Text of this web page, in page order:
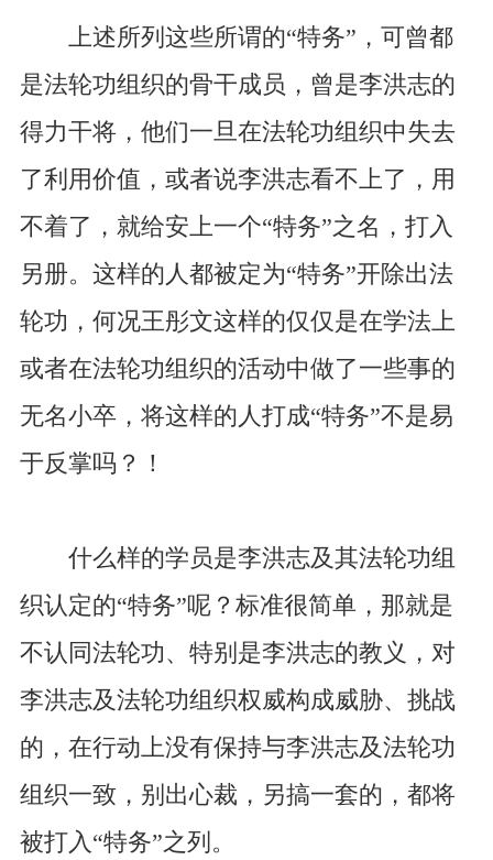
上述所列这些所谓的“特务”，可曾都
是法轮功组织的骨干成员，曾是李洪志的
得力干将，他们一旦在法轮功组织中失去
了利用价值，或者说李洪志看不上了，用
不着了，就给安上一个“特务”之名，打入
另册。这样的人都被定为“特务”开除出法
轮功，何况王彤文这样的仅仅是在学法上
或者在法轮功组织的活动中做了一些事的
无名小卒，将这样的人打成“特务”不是易
于反掌吗？！
什么样的学员是李洪志及其法轮功组
织认定的“特务”呢？标准很简单，那就是
不认同法轮功、特别是李洪志的教义，对
李洪志及法轮功组织权威构成威胁、挑战
的，在行动上没有保持与李洪志及法轮功
组织一致，别出心裁，另搞一套的，都将
被打入“特务”之列。